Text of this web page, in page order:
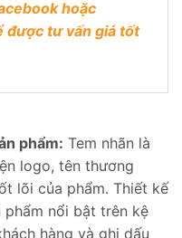
hoặc
được tư vấn giá tốt
phẩm: Tem nhãn là
logo, tên thương
lõi của phẩm. Thiết kế
phẩm nổi bật trên kệ
hàng và ghi dấu